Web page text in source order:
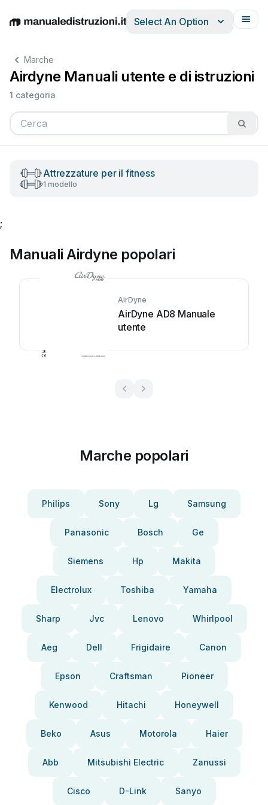
EnglishDeutschEspañolItalianoFrançais
Select An Option
Marche
Airdyne Manuali utente e di istruzioni
1 categoria
Attrezzature per il fitness
1 modello
;
Manuali Airdyne popolari
AirDyne
AirDyne AD8 Manuale
utente
Marche popolari
Philips Sony Lg Samsung
Panasonic Bosch Ge
Siemens Hp Makita
Electrolux Toshiba Yamaha
Sharp Jvc Lenovo Whirlpool
Aeg Dell Frigidaire Canon
Epson Craftsman Pioneer
Kenwood Hitachi Honeywell
Beko Asus Motorola Haier
Abb Mitsubishi Electric Zanussi
Cisco D-Link Sanyo